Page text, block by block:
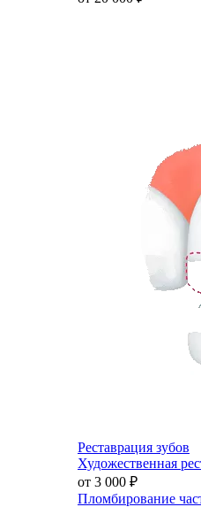
Реставрация зубов
Художественная
от 3 000 ₽
Пломбирование